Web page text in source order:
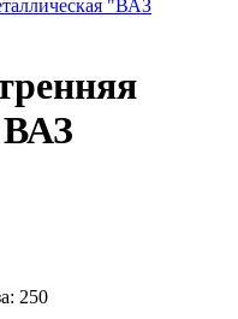
250